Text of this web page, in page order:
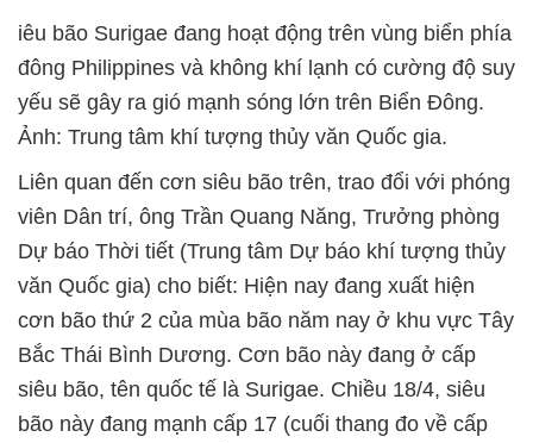
iêu bão Surigae đang hoạt động trên vùng biển phía
đông Philippines và không khí lạnh có cường độ suy
yếu sẽ gây ra gió mạnh sóng lớn trên Biển Đông.
Ảnh: Trung tâm khí tượng thủy văn Quốc gia.
Liên quan đến cơn siêu bão trên, trao đổi với phóng
viên Dân trí, ông Trần Quang Năng, Trưởng phòng
Dự báo Thời tiết (Trung tâm Dự báo khí tượng thủy
văn Quốc gia) cho biết: Hiện nay đang xuất hiện
cơn bão thứ 2 của mùa bão năm nay ở khu vực Tây
Bắc Thái Bình Dương. Cơn bão này đang ở cấp
siêu bão, tên quốc tế là Surigae. Chiều 18/4, siêu
bão này đang mạnh cấp 17 (cuối thang đo về cấp